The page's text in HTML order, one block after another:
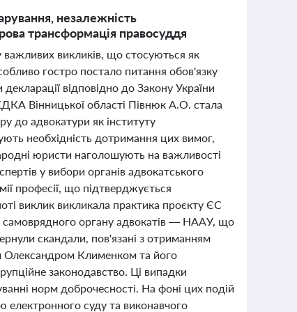
незалежність
трансформація правосуддя
викликів, що стосуються як
гостро постало питання обов'язку
відповідно до Закону України
Вінницької області Півнюк А.О. стала
до адвокатури як інституту
необхідність дотримання цих вимог,
юристи наголошують на важливості
у вибори органів адвокатського
професії, що підтверджується
виклик викликала практика проєкту ЄС
самоврядного органу адвокатів — НААУ, що
скандали, пов'язані з отриманням
Олександром Клименком та його
законодавство. Ці випадки
норм доброчесності. На фоні цих подій
електронного суду та виконавчого